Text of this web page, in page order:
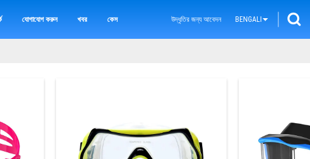
যোগাযোগ করুন খবর কেস উদ্ধৃতির জন্য আবেদন BENGALI